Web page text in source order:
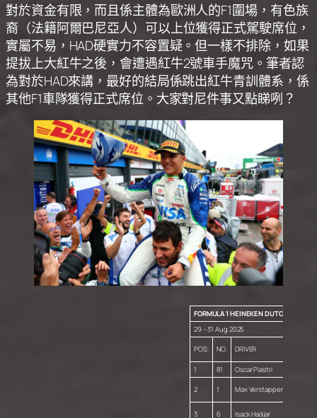
對於資金有限，而且係主體為歐洲人的F1圍場，有色族
裔（法籍阿爾巴尼亞人）可以上位獲得正式駕駛席位，
實屬不易，HAD硬實力不容置疑。但一樣不排除，如果
提拔上大紅牛之後，會遭遇紅牛2號車手魔咒。筆者認
為對於HAD來講，最好的結局係跳出紅牛青訓體系，係
其他F1車隊獲得正式席位。大家對尼件事又點睇咧？
FORMULA 1 HEINEKEN DUTCH GRAND
29 – 31 Aug 2025
POS. NO. DRIVER
1 81 Oscar Piastri
2 1 Max Verstappen
3 6 Isack Hadjar